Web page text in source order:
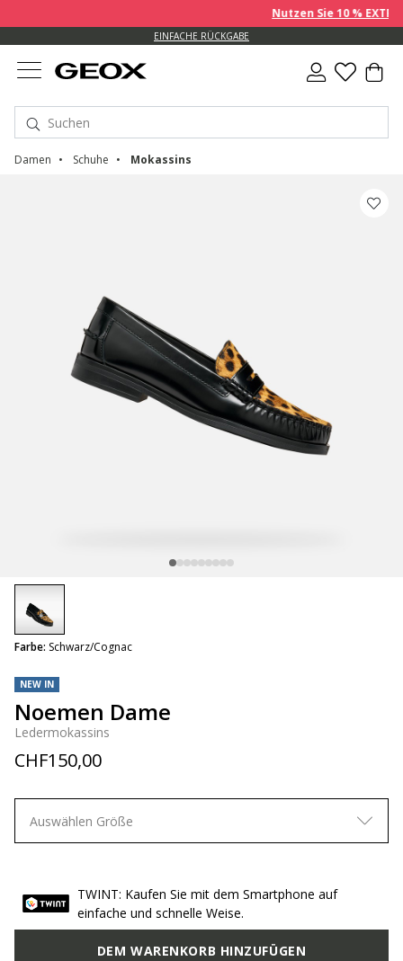
Nutzen Sie 10 %
EINFACHE RÜCKGABE
Damen Schuhe Mokassins
NEW IN
Noemen Dame
Ledermokassins
CHF150,00
Farbe: Schwarz/Cognac
selected
Auswählen Größe
TWINT: Kaufen Sie mit dem Smartphone auf
einfache und schnelle Weise.
DEM WARENKORB HINZUFÜGEN